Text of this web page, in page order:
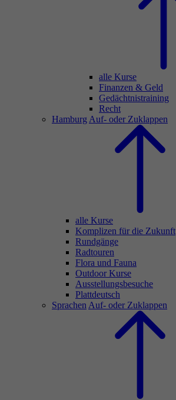
alle Kurse
Finanzen & Geld
Gedächtnistraining
Recht
Hamburg Auf- oder Zuklappen
alle Kurse
Komplizen für die Zukunft
Rundgänge
Radtouren
Flora und Fauna
Outdoor Kurse
Ausstellungsbesuche
Plattdeutsch
Sprachen Auf- oder Zuklappen